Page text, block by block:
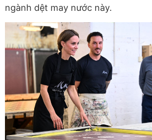
ngành dệt may nước này.